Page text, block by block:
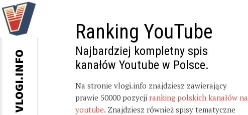
Ranking YouTube
Najbardziej kompletny spis
kanałów Youtube w Polsce.
Na stronie vlogi.info znajdziesz zawierający
prawie 50000 pozycji ranking polskich kanałów na
youtube. Znajdziesz również spisy tematyczne
VLOGI.INFO